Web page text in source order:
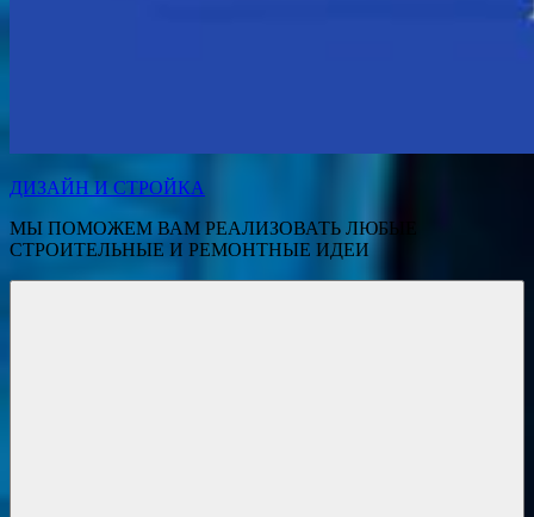
ДИЗАЙН И СТРОЙКА
МЫ ПОМОЖЕМ ВАМ РЕАЛИЗОВАТЬ ЛЮБЫЕ
СТРОИТЕЛЬНЫЕ И РЕМОНТНЫЕ ИДЕИ